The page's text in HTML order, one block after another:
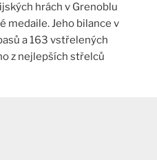
hrách v Grenoblu
medaile. Jeho bilance v
a 163 vstřelených
z nejlepších střelců